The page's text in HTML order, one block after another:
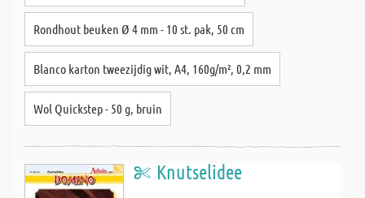
Rondhout beuken Ø 4 mm - 10 st. pak, 50 cm
Blanco karton tweezijdig wit, A4, 160g/m², 0,2 mm
Wol Quickstep - 50 g, bruin
Knutselidee